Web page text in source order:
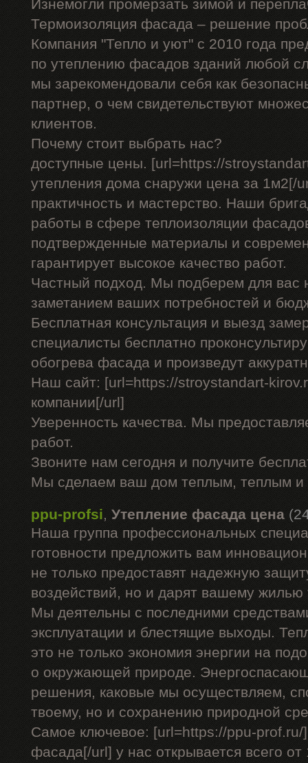
Изнемогли промерзать зимой и
Термоизоляция фасада – решение
Компания "Тепло и уют" с 2010 года
по утеплению фасадов зданий любой
мы зарекомендовали себя как
партнер, о чем свидетельствуют
клиентов.
Почему стоит выбрать нас?
доступные цены. [url=https://
утепления дома снаружи цена за 1м2[/
практичность и мастерство. Наши
работы в сфере теплоизоляции
подтвержденные материалы и
гарантирует высокое качество работ.
Частный подход. Мы подберем для вас
заметанием ваших потребностей и
Бесплатная консультация и выезд
специалисты бесплатно
обогрева фасада и произведут
Наш сайт: [url=https://stroystandart-
компании[/url]
Уверенность качества. Мы
работ.
Звоните нам сегодня и получите
Мы сделаем ваш дом теплым, теплым и
ppu-profsi, Утепление фасада цена
Наша группа профессиональных
готовности предложить вам
не только предоставят надежную
воздействий, но и дарят вашему
Мы деятельны с последними
эксплуатации и блестящие выходы.
это не только экономия энергии на
о окружающей природе.
решения, каковые мы осуществляем,
твоему, но и сохранению природной
Самое ключевое: [url=https://ppu-prof.ru/
фасада[/url] у нас открывается всего